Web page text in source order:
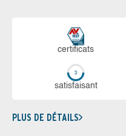
certi­ficats
sa­tis­fai­sant
PLUS DE DÉTAILS